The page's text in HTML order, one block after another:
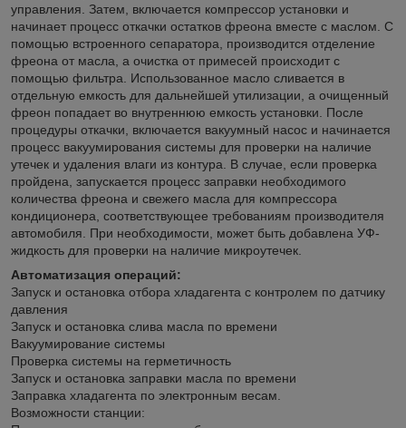
управления. Затем, включается компрессор установки и
начинает процесс откачки остатков фреона вместе с маслом. С
помощью встроенного сепаратора, производится отделение
фреона от масла, а очистка от примесей происходит с
помощью фильтра. Использованное масло сливается в
отдельную емкость для дальнейшей утилизации, а очищенный
фреон попадает во внутреннюю емкость установки. После
процедуры откачки, включается вакуумный насос и начинается
процесс вакуумирования системы для проверки на наличие
утечек и удаления влаги из контура. В случае, если проверка
пройдена, запускается процесс заправки необходимого
количества фреона и свежего масла для компрессора
кондиционера, соответствующее требованиям производителя
автомобиля. При необходимости, может быть добавлена УФ-
жидкость для проверки на наличие микроутечек.
Автоматизация операций:
Запуск и остановка отбора хладагента с контролем по датчику
давления
Запуск и остановка слива масла по времени
Вакуумирование системы
Проверка системы на герметичность
Запуск и остановка заправки масла по времени
Заправка хладагента по электронным весам.
Возможности станции: